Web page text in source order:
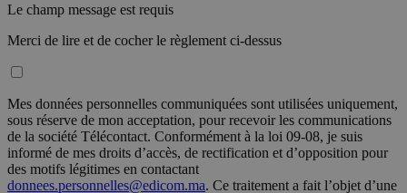
Le champ message est requis
Merci de lire et de cocher le règlement ci-dessus
Mes données personnelles communiquées sont utilisées uniquement,
sous réserve de mon acceptation, pour recevoir les communications
de la société Télécontact. Conformément à la loi 09-08, je suis
informé de mes droits d’accès, de rectification et d’opposition pour
des motifs légitimes en contactant
donnees.personnelles@edicom.ma. Ce traitement a fait l’objet d’une